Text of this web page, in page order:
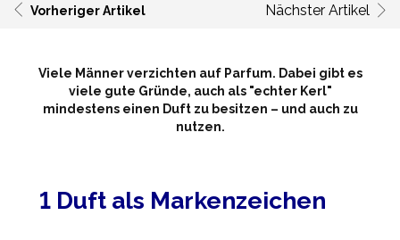
Vorheriger Artikel Nächster Artikel
Viele Männer verzichten auf Parfum. Dabei gibt es
viele gute Gründe, auch als "echter Kerl"
mindestens einen Duft zu besitzen – und auch zu
nutzen.
1 Duft als Markenzeichen